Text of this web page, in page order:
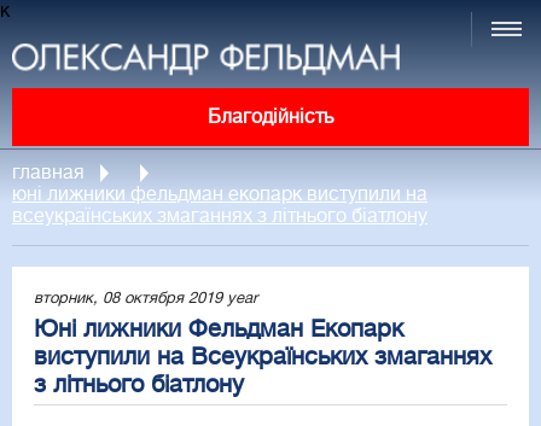
к
Благодійність
главная
юні лижники фельдман екопарк виступили на
всеукраїнських змаганнях з літнього біатлону
вторник, 08 октября 2019 year
Юні лижники Фельдман Екопарк
виступили на Всеукраїнських змаганнях
з літнього біатлону